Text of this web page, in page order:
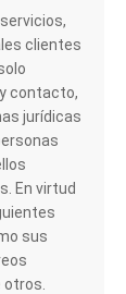
clientes
contacto,
jurídicas
En virtud
sus